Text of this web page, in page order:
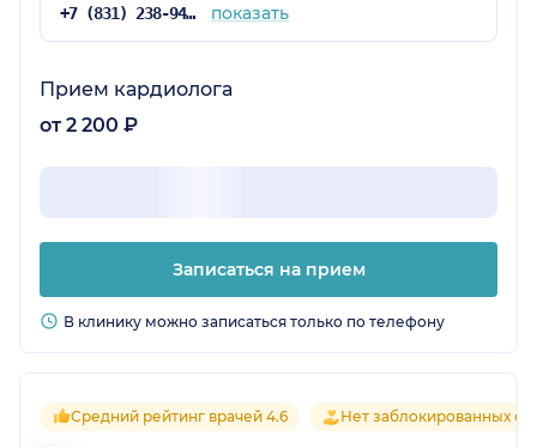
+7 (831) 238-94-61 показать
Прием кардиолога
от 2 200 ₽
Записаться на прием
В клинику можно записаться только по телефону
Средний рейтинг врачей 4.6 Нет заблокированных